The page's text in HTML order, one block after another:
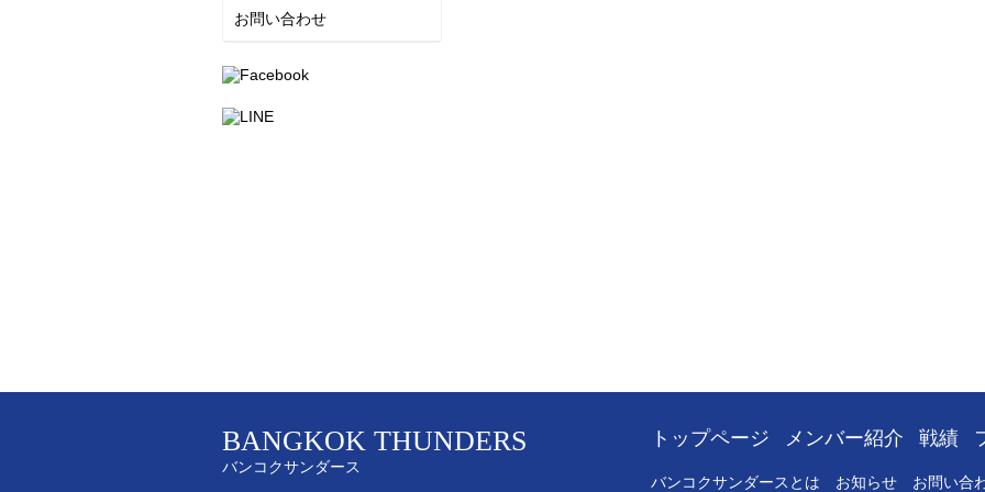
お問い合わせ
BANGKOK THUNDERS
バンコクサンダース
トップページ メンバー紹介 戦績
バンコクサンダースとは お知らせ お問い合